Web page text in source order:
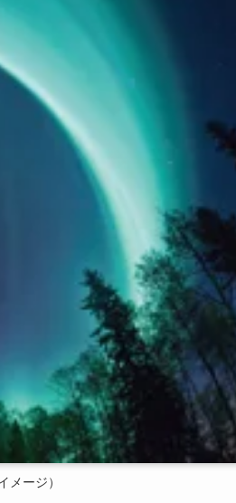
ージ）